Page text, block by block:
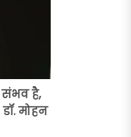
संभव है,
मोहन